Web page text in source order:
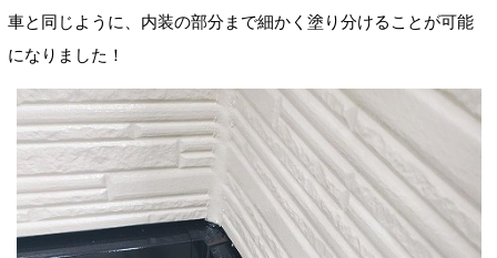
車と同じように、内装の部分まで細かく塗り分けることが可能
になりました！